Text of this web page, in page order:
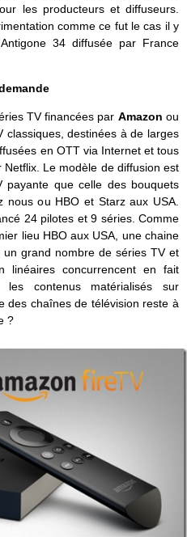
les producteurs et diffuseurs.
comme ce fut le cas il y
34 diffusée par France
TV financées par Amazonou
classiques, destinées à de larges
en OTT via Internet et tous
Le modèle de diffusion est
que celle des bouquets
nous ou HBO et Starz aux USA.
24 pilotes et 9 séries. Comme
lieu HBO aux USA, une chaine
grand nombre de séries TV et
linéaires concurrencent en fait
contenus matérialisés sur
des chaînes de télévision reste à
?